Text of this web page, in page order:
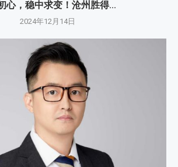
心，稳中求变！沧州胜得...
2024年12月14日